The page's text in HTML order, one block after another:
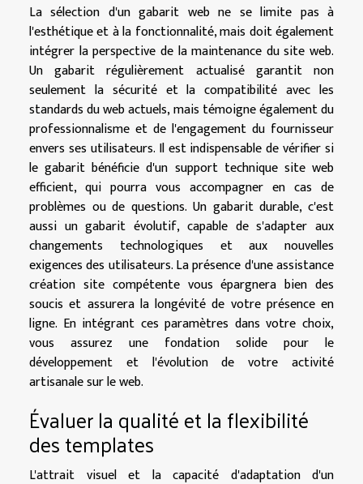
La sélection d'un gabarit web ne se limite pas à
l'esthétique et à la fonctionnalité, mais doit également
intégrer la perspective de la maintenance du site web.
Un gabarit régulièrement actualisé garantit non
seulement la sécurité et la compatibilité avec les
standards du web actuels, mais témoigne également du
professionnalisme et de l'engagement du fournisseur
envers ses utilisateurs. Il est indispensable de vérifier si
le gabarit bénéficie d'un support technique site web
efficient, qui pourra vous accompagner en cas de
problèmes ou de questions. Un gabarit durable, c'est
aussi un gabarit évolutif, capable de s'adapter aux
changements technologiques et aux nouvelles
exigences des utilisateurs. La présence d'une assistance
création site compétente vous épargnera bien des
soucis et assurera la longévité de votre présence en
ligne. En intégrant ces paramètres dans votre choix,
vous assurez une fondation solide pour le
développement et l'évolution de votre activité
artisanale sur le web.
Évaluer la qualité et la flexibilité
des templates
L'attrait visuel et la capacité d'adaptation d'un